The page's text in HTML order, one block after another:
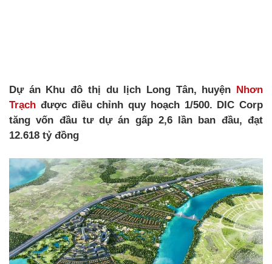
Dự án Khu đô thị du lịch Long Tân, huyện Nhơn
Trạch được điều chỉnh quy hoạch 1/500. DIC Corp
tăng vốn đầu tư dự án gấp 2,6 lần ban đầu, đạt
12.618 tỷ đồng